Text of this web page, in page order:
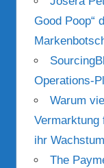
Good Poop“
Operations-
Warum
Vermarktung
ihr
The